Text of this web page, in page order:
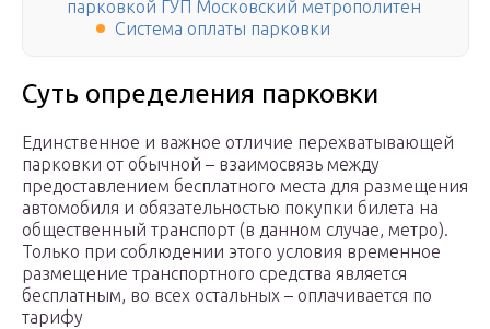
парковкой ГУП Московский метрополитен
Система оплаты парковки
Суть определения парковки
Единственное и важное отличие перехватывающей
парковки от обычной – взаимосвязь между
предоставлением бесплатного места для размещения
автомобиля и обязательностью покупки билета на
общественный транспорт (в данном случае, метро).
Только при соблюдении этого условия временное
размещение транспортного средства является
бесплатным, во всех остальных – оплачивается по
тарифу